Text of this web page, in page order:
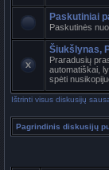
Paskutiniai
Paskutinės
Šiukšlynas,
Praradusių
automatiškai,
spėti
Ištrinti visus diskusijų
Pagrindinis diskusijų